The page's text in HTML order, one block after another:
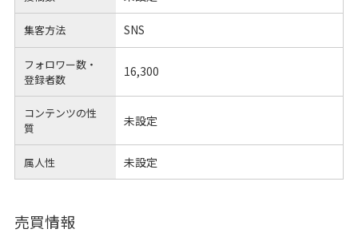
集客方法 SNS
フォロワー数・
登録者数
16,300
コンテンツの性
質
未設定
属人性 未設定
売買情報